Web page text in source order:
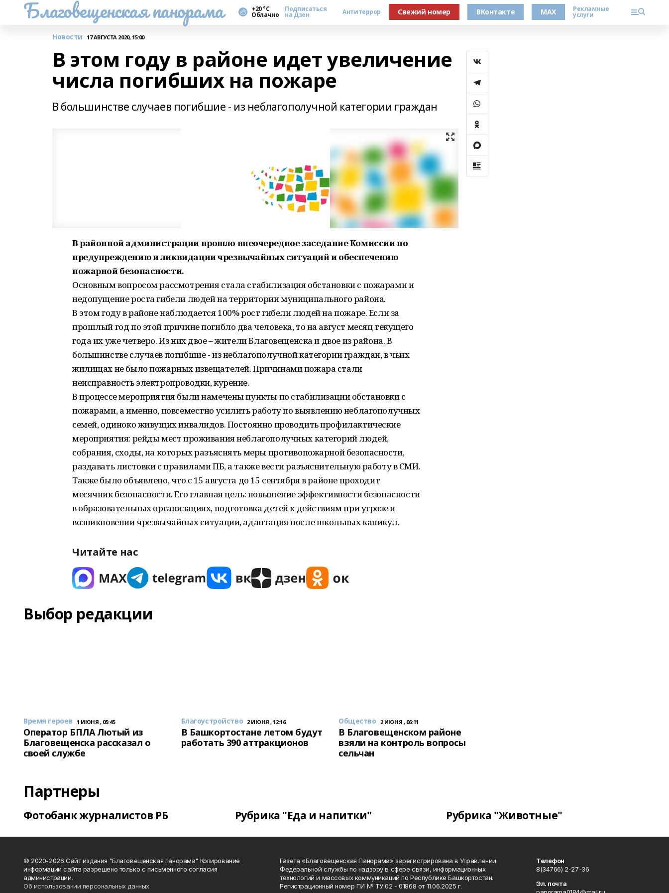
Благовещенская панорама +20 °С
Облачно
Подписаться
на Дзен Антитеррор Свежий номер ВКонтакте MAX Рекламные
услуги
Новости 17 АВГУСТА 2020, 15:00
В этом году в районе идет увеличение
числа погибших на пожаре
В большинстве случаев погибшие - из неблагополучной категории граждан
В районной администрации прошло внеочередное заседание Комиссии по
предупреждению и ликвидации чрезвычайных ситуаций и обеспечению
пожарной безопасности.
Основным вопросом рассмотрения стала стабилизация обстановки с пожарами и
недопущение роста гибели людей на территории муниципального района.
В этом году в районе наблюдается 100% рост гибели людей на пожаре. Если за
прошлый год по этой причине погибло два человека, то на август месяц текущего
года их уже четверо. Из них двое – жители Благовещенска и двое из района. В
большинстве случаев погибшие - из неблагополучной категории граждан, в чьих
жилищах не было пожарных извещателей. Причинами пожара стали
неисправность электропроводки, курение.
В процессе мероприятия были намечены пункты по стабилизации обстановки с
пожарами, а именно, повсеместно усилить работу по выявлению неблагополучных
семей, одиноко живущих инвалидов. Постоянно проводить профилактические
мероприятия: рейды мест проживания неблагополучных категорий людей,
собрания, сходы, на которых разъяснять меры противопожарной безопасности,
раздавать листовки с правилами ПБ, а также вести разъяснительную работу в СМИ.
Также было объявлено, что с 15 августа до 15 сентября в районе проходит
месячник безопасности. Его главная цель: повышение эффективности безопасности
в образовательных организациях, подготовка детей к действиям при угрозе и
возникновении чрезвычайных ситуации, адаптация после школьных каникул.
Читайте нас
Выбор редакции
Время героев 1 ИЮНЯ , 05:45
Оператор БПЛА Лютый из
Благовещенска рассказал о
своей службе
Благоустройство 2 ИЮНЯ , 12:16
В Башкортостане летом будут
работать 390 аттракционов
Общество 2 ИЮНЯ , 06:11
В Благовещенском районе
взяли на контроль вопросы
сельчан
Партнеры
Фотобанк журналистов РБ Рубрика "Еда и напитки" Рубрика "Животные"
© 2020-2026 Сайт издания "Благовещенская панорама" Копирование
информации сайта разрешено только с письменного согласия
администрации.
Об использовании персональных данных
Газета «Благовещенская Панорама» зарегистрирована в Управлении
Федеральной службы по надзору в сфере связи, информационных
технологий и массовых коммуникаций по Республике Башкортостан.
Регистрационный номер ПИ № ТУ 02 - 01868 от 11.06.2025 г.
Телефон
8(34766) 2-27-36
Эл. почта